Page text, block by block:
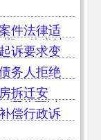
件法律适
，债券违
诉要求变
务人拒绝
拆迁安
哪些可以
偿行政诉